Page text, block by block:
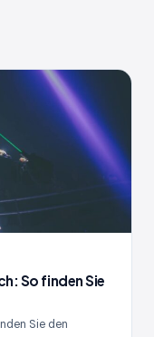
So finden Sie
Sie den